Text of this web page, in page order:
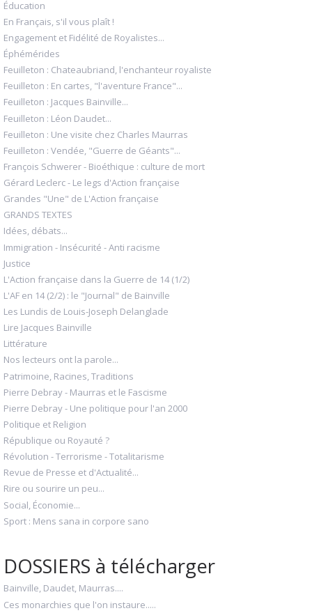
Éducation
En Français, s'il vous plaît !
Engagement et Fidélité de Royalistes...
Éphémérides
Feuilleton : Chateaubriand, l'enchanteur royaliste
Feuilleton : En cartes, "l'aventure France"...
Feuilleton : Jacques Bainville...
Feuilleton : Léon Daudet...
Feuilleton : Une visite chez Charles Maurras
Feuilleton : Vendée, "Guerre de Géants"...
François Schwerer - Bioéthique : culture de mort
Gérard Leclerc - Le legs d'Action française
Grandes "Une" de L'Action française
GRANDS TEXTES
Idées, débats...
Immigration - Insécurité - Anti racisme
Justice
L'Action française dans la Guerre de 14 (1/2)
L'AF en 14 (2/2) : le "Journal" de Bainville
Les Lundis de Louis-Joseph Delanglade
Lire Jacques Bainville
Littérature
Nos lecteurs ont la parole...
Patrimoine, Racines, Traditions
Pierre Debray - Maurras et le Fascisme
Pierre Debray - Une politique pour l'an 2000
Politique et Religion
République ou Royauté ?
Révolution - Terrorisme - Totalitarisme
Revue de Presse et d'Actualité...
Rire ou sourire un peu...
Social, Économie...
Sport : Mens sana in corpore sano
DOSSIERS à télécharger
Bainville, Daudet, Maurras....
Ces monarchies que l'on instaure.....